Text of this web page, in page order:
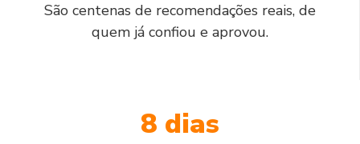
São centenas de recomendações reais, de
quem já confiou e aprovou.
8 dias